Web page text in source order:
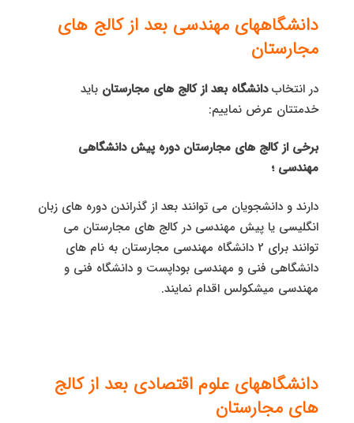
دانشگاههای مهندسی بعد از کالج های
مجارستان
در انتخابدانشگاه بعد از کالج های مجارستان باید
خدمتتان عرض نماییم:
برخی از کالج های مجارستان دوره پیش دانشگاهی
مهندسی ؛
دارند و دانشجویان می توانند بعد از گذراندن دوره های زبان
انگلیسی یا پیش مهندسی در کالج های مجارستان می
توانند برای 2 دانشگاه مهندسی مجارستان به نام های
دانشگاهی فنی و مهندسی بوداپست و دانشگاه فنی و
مهندسی میشکولس اقدام نمایند.
دانشگاههای علوم اقتصادی بعد از کالج
های مجارستان